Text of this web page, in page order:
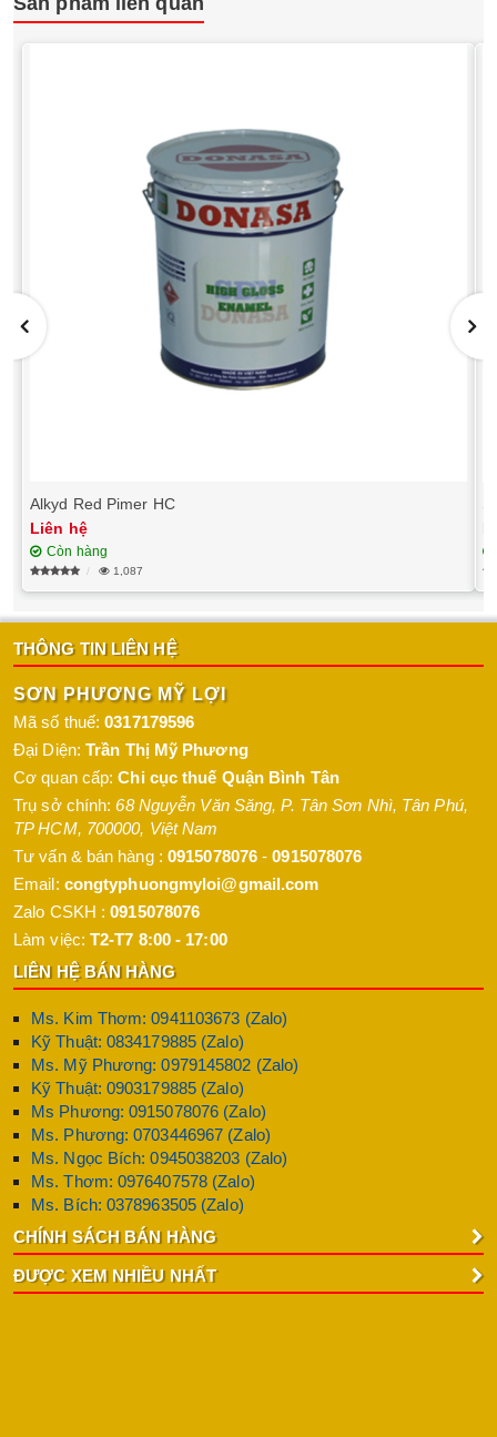
Alkyd Red Pimer HC
Liên hệ
Còn hàng
1,087
THÔNG TIN LIÊN HỆ
SƠN PHƯƠNG MỸ LỢI
Mã số thuế:0317179596
Đại Diện: Trần Thị Mỹ Phương
Cơ quan cấp:Chi cục thuế Quận Bình Tân
Trụ sở chính:68 Nguyễn Văn Săng, P. Tân Sơn Nhì, Tân Phú,
TP HCM, 700000, Việt Nam
Tư vấn & bán hàng : 0915078076 -0915078076
Email: congtyphuongmyloi@gmail.com
Zalo CSKH :0915078076
Làm việc: T2-T7 8:00 - 17:00
LIÊN HỆ BÁN HÀNG
Ms. Kim Thơm: 0941103673 (Zalo)
Kỹ Thuật: 0834179885 (Zalo)
Ms. Mỹ Phương: 0979145802 (Zalo)
Kỹ Thuật: 0903179885 (Zalo)
Ms Phương: 0915078076 (Zalo)
Ms. Phương: 0703446967 (Zalo)
Ms. Ngọc Bích: 0945038203 (Zalo)
Ms. Thơm: 0976407578 (Zalo)
Ms. Bích: 0378963505 (Zalo)
CHÍNH SÁCH BÁN HÀNG
ĐƯỢC XEM NHIỀU NHẤT